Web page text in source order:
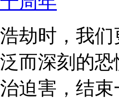
劫时，我
而深刻的
迫害，结